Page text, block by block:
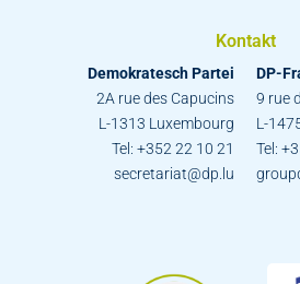
Kontakt
Demokratesch Partei
2A rue des Capucins
L-1313 Luxembourg
Tel: +352 22 10 21
secretariat@dp.lu
DP-
9 rue
L-
Tel: